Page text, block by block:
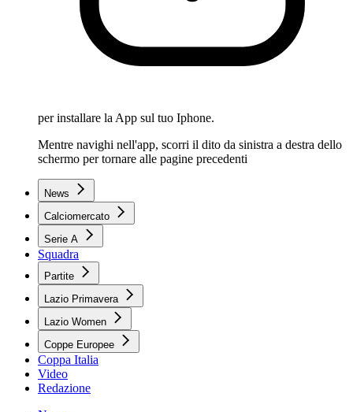
per installare la App sul tuo Iphone.
Mentre navighi nell'app, scorri il dito da sinistra a destra dello
schermo per tornare alle pagine precedenti
News
Calciomercato
Serie A
Squadra
Partite
Lazio Primavera
Lazio Women
Coppe Europee
Coppa Italia
Video
Redazione